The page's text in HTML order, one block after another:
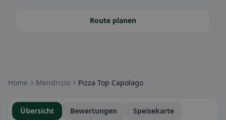
Route planen
Home Mendrisio Pizza Top Capolago
Übersicht Bewertungen Speisekarte